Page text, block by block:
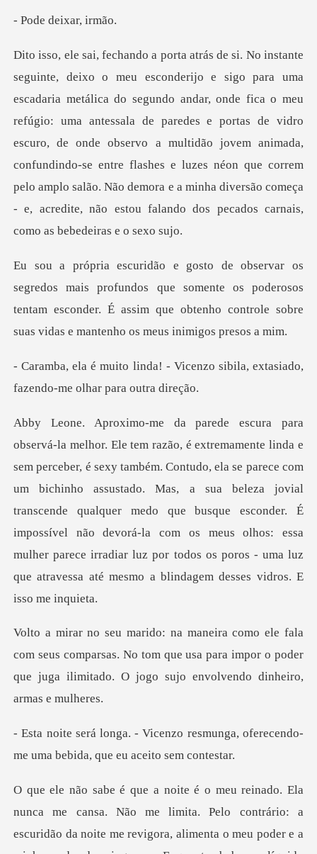
deixar,
fica o meu
refúgio: uma antessala de paredes e portas de vidro
escuro, de onde observo a multidão jovem animada,
confundindo-se entre flashes e luzes néon
fundos que somente os poderosos
tentam esconder. É assim que obtenh
Vicenzo sibila, extasiado,
faz
a se parece com
um bichinho assustado. Mas, a sua beleza jovial
transcende qualquer medo que busque esconder. É
impossível não devorá-la com os
eus comparsas. No tom que usa para impor o poder
que juga i
o resmunga, oferecendo-
me uma beb